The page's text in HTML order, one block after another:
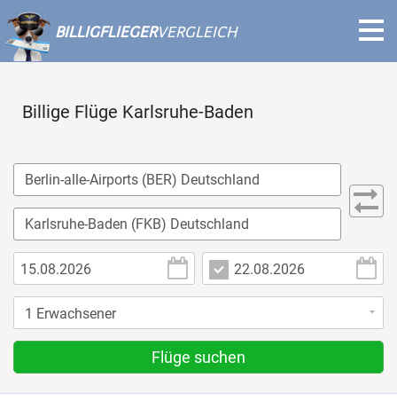
BILLIGFLIEGERVERGLEICH
Billige Flüge Karlsruhe-Baden
Flüge suchen